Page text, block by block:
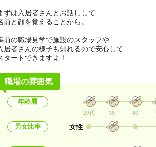
ずは入居者さんとお話しして
前と顔を覚えることから。
前の職場見学で施設のスタッフや
居者さんの様子も知れるので安心して
タートできますよ！
職場の雰囲気
年齢層
20代 30 40
男女比率 女性